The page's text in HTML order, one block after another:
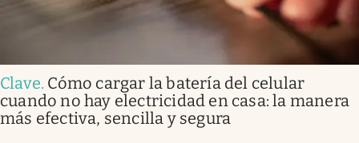
Clave. Cómo cargar la batería del celular
cuando no hay electricidad en casa: la manera
más efectiva, sencilla y segura